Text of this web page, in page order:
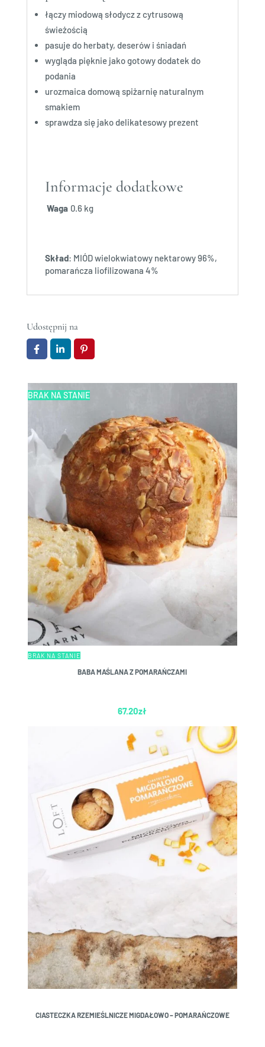
łączy miodową słodycz z cytrusową
świeżością
pasuje do herbaty, deserów i śniadań
wygląda pięknie jako gotowy dodatek do
podania
urozmaica domową spiżarnię naturalnym
smakiem
sprawdza się jako delikatesowy prezent
Informacje dodatkowe
Waga 0.6 kg
Skład: MIÓD wielokwiatowy nektarowy 96%,
pomarańcza liofilizowana 4%
Udostępnij na
BRAK NA STANIE
BRAK NA STANIE
BABA MAŚLANA Z POMARAŃCZAMI
67.20zł
CIASTECZKA RZEMIEŚLNICZE MIGDAŁOWO – POMARAŃCZOWE